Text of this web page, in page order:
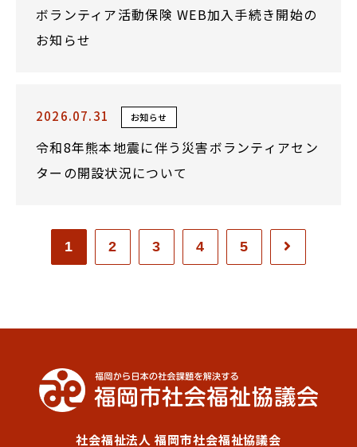
ボランティア活動保険 WEB加入手続き開始の
お知らせ
2026.07.31 お知らせ
令和8年熊本地震に伴う災害ボランティアセン
ターの開設状況について
1 2 3 4 5
社会福祉法人 福岡市社会福祉協議会